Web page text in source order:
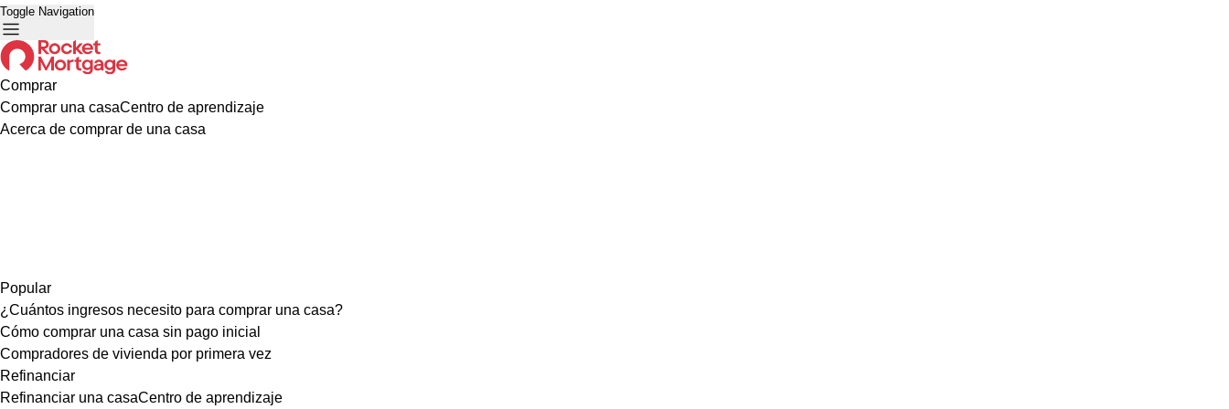
Toggle Navigation
Comprar
Comprar una casaCentro de aprendizaje
Acerca de comprar de una casa
Popular
¿Cuántos ingresos necesito para comprar una casa?
Cómo comprar una casa sin pago inicial
Compradores de vivienda por primera vez
Refinanciar
Refinanciar una casaCentro de aprendizaje